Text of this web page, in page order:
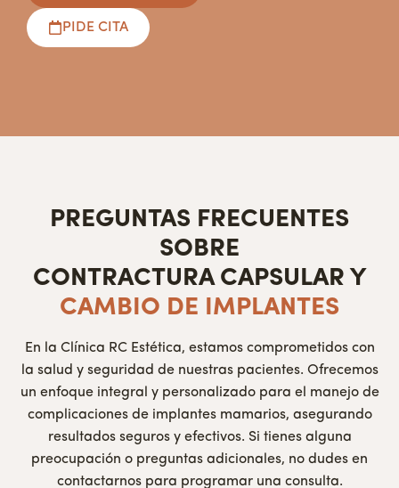
PIDE CITA
PREGUNTAS FRECUENTES
SOBRE
CONTRACTURA CAPSULAR Y
CAMBIO DE IMPLANTES
En la Clínica RC Estética, estamos comprometidos con
la salud y seguridad de nuestras pacientes. Ofrecemos
un enfoque integral y personalizado para el manejo de
complicaciones de implantes mamarios, asegurando
resultados seguros y efectivos. Si tienes alguna
preocupación o preguntas adicionales, no dudes en
contactarnos para programar una consulta.